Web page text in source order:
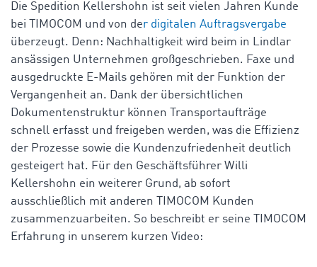
Die Spedition Kellershohn ist seit vielen Jahren Kunde
bei TIMOCOM und von der digitalen Auftragsvergabe
überzeugt. Denn: Nachhaltigkeit wird beim in Lindlar
ansässigen Unternehmen großgeschrieben. Faxe und
ausgedruckte E-Mails gehören mit der Funktion der
Vergangenheit an. Dank der übersichtlichen
Dokumentenstruktur können Transportaufträge
schnell erfasst und freigeben werden, was die Effizienz
der Prozesse sowie die Kundenzufriedenheit deutlich
gesteigert hat. Für den Geschäftsführer Willi
Kellershohn ein weiterer Grund, ab sofort
ausschließlich mit anderen TIMOCOM Kunden
zusammenzuarbeiten. So beschreibt er seine TIMOCOM
Erfahrung in unserem kurzen Video: